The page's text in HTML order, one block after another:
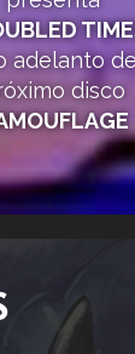
adelanto
disco